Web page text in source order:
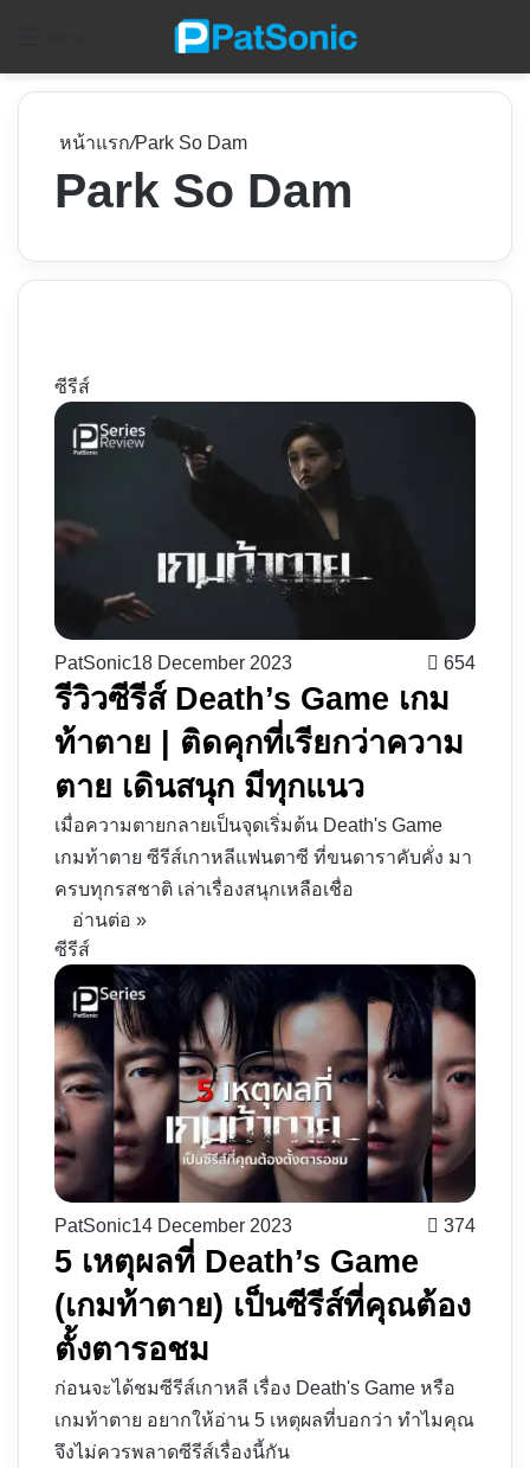
หน้าแรก/Park So Dam
Park So Dam
ซีรีส์
PatSonic18 December 2023 654
รีวิวซีรีส์ Death’s Game เกม
ท้าตาย | ติดคุกที่เรียกว่าความ
ตาย เดินสนุก มีทุกแนว
เมื่อความตายกลายเป็นจุดเริ่มต้น Death's Game
เกมท้าตาย ซีรีส์เกาหลีแฟนตาซี ที่ขนดาราคับคั่ง มา
ครบทุกรสชาติ เล่าเรื่องสนุกเหลือเชื่อ
อ่านต่อ »
ซีรีส์
PatSonic14 December 2023 374
5 เหตุผลที่ Death’s Game
(เกมท้าตาย) เป็นซีรีส์ที่คุณต้อง
ตั้งตารอชม
ก่อนจะได้ชมซีรีส์เกาหลี เรื่อง Death's Game หรือ
เกมท้าตาย อยากให้อ่าน 5 เหตุผลที่บอกว่า ทำไมคุณ
จึงไม่ควรพลาดซีรีส์เรื่องนี้กัน